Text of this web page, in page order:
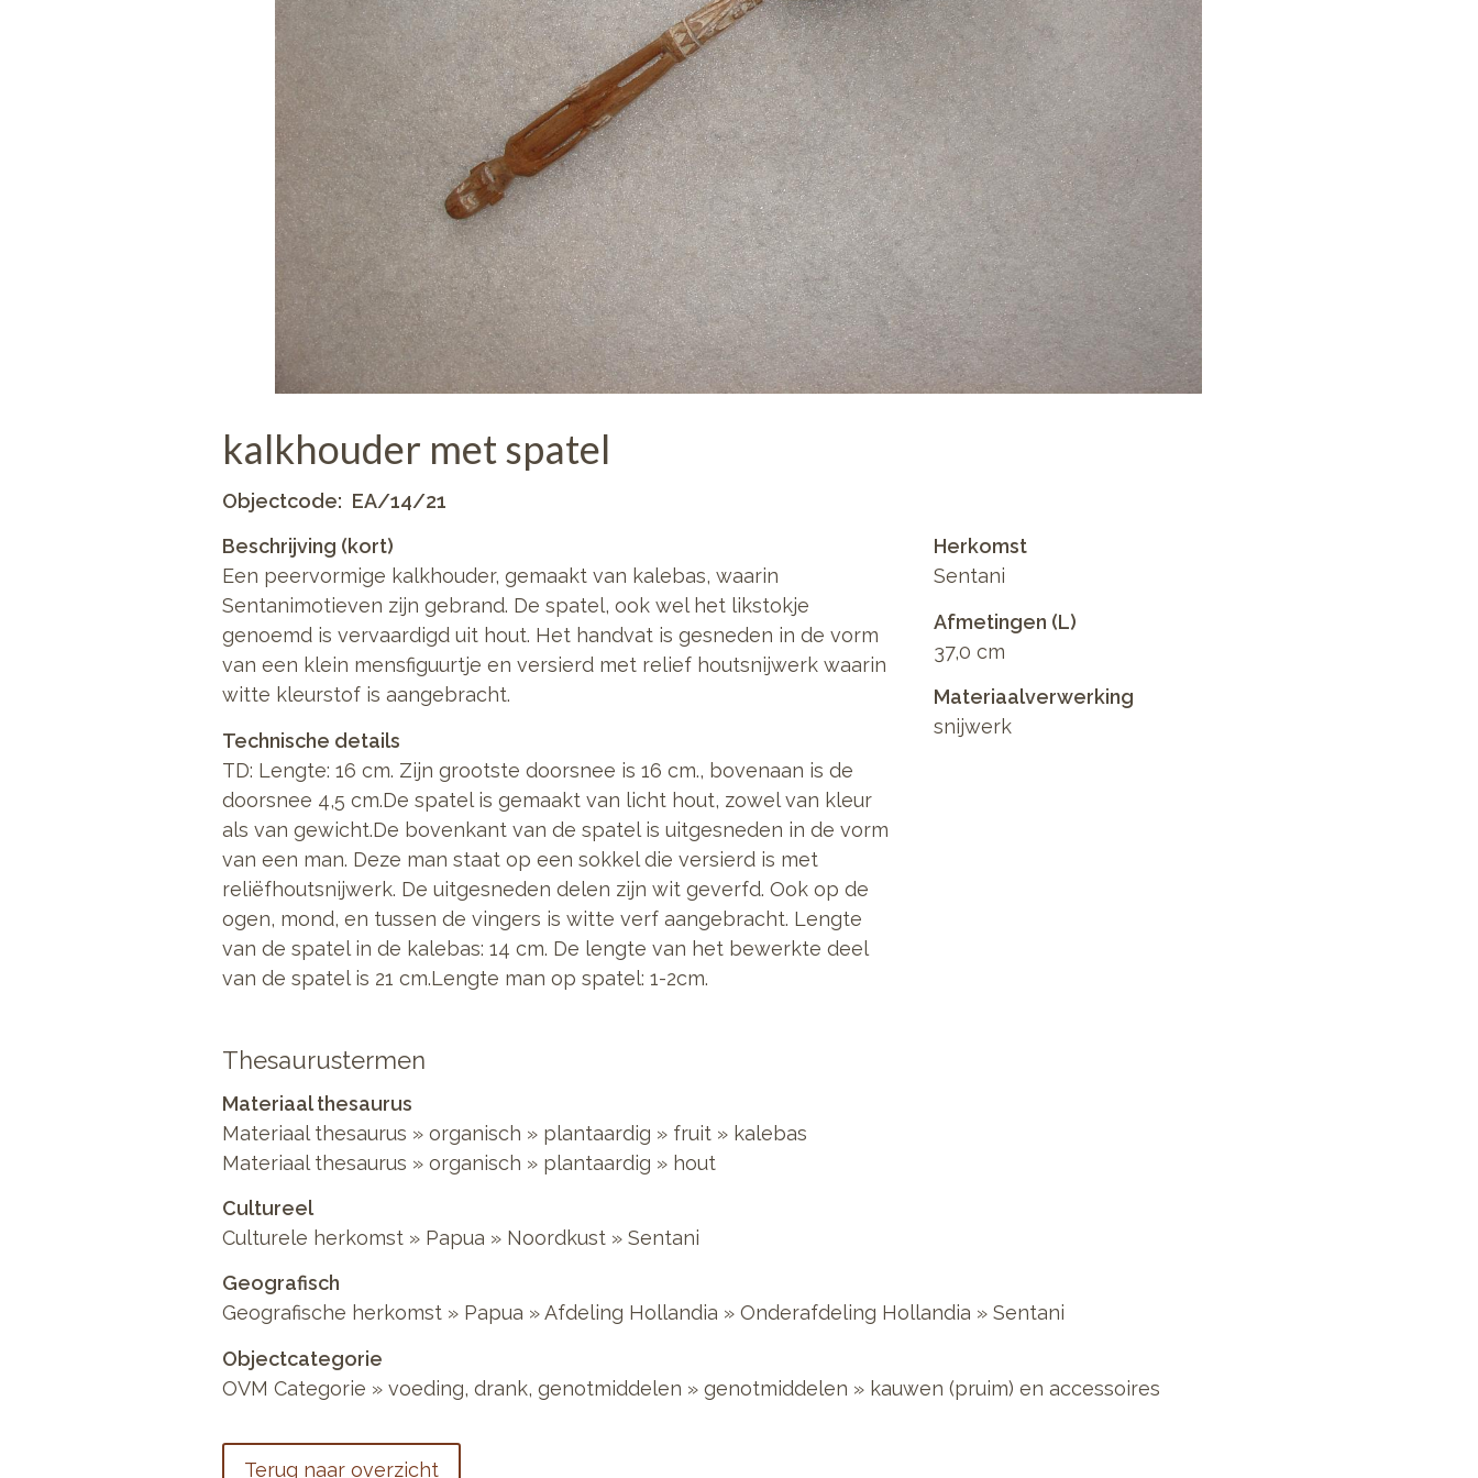
kalkhouder met spatel
Objectcode
EA/14/21
Beschrijving (kort)
Een peervormige kalkhouder, gemaakt van kalebas, waarin
Sentanimotieven zijn gebrand. De spatel, ook wel het likstokje
genoemd is vervaardigd uit hout. Het handvat is gesneden in de vorm
van een klein mensfiguurtje en versierd met relief houtsnijwerk waarin
witte kleurstof is aangebracht.
Technische details
TD: Lengte: 16 cm. Zijn grootste doorsnee is 16 cm., bovenaan is de
doorsnee 4,5 cm.De spatel is gemaakt van licht hout, zowel van kleur
als van gewicht.De bovenkant van de spatel is uitgesneden in de vorm
van een man. Deze man staat op een sokkel die versierd is met
reliëfhoutsnijwerk. De uitgesneden delen zijn wit geverfd. Ook op de
ogen, mond, en tussen de vingers is witte verf aangebracht. Lengte
van de spatel in de kalebas: 14 cm. De lengte van het bewerkte deel
van de spatel is 21 cm.Lengte man op spatel: 1-2cm.
Herkomst
Sentani
Afmetingen (L)
37,0 cm
Materiaalverwerking
snijwerk
Thesaurustermen
Materiaal thesaurus
Materiaal thesaurus » organisch » plantaardig » fruit » kalebas
Materiaal thesaurus » organisch » plantaardig » hout
Cultureel
Culturele herkomst » Papua » Noordkust » Sentani
Geografisch
Geografische herkomst » Papua »Afdeling Hollandia » Onderafdeling Hollandia » Sentani
Objectcategorie
OVM Categorie » voeding, drank, genotmiddelen » genotmiddelen » kauwen (pruim) en accessoires
Terug naar overzicht